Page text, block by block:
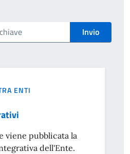
ENTI
viene pubblicata la
dell'Ente.